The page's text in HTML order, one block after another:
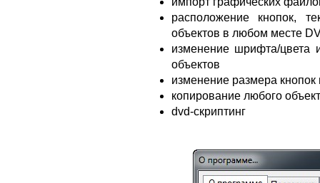
расположение кнопок,
объектов в любом месте
изменение шрифта/цвета
объектов
изменение размера кнопок
копирование любого
dvd-скриптинг